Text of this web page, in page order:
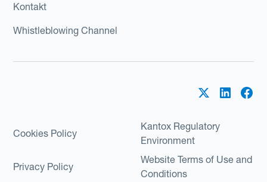
Kontakt
Whistleblowing Channel
Cookies Policy
Kantox Regulatory
Environment
Privacy Policy
Website Terms of Use and
Conditions